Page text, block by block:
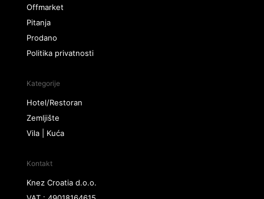
Offmarket
Pitanja
Prodano
Politika privatnosti
Kategorije
Hotel/Restoran
Zemljište
Vila | Kuća
Kontakt
Knez Croatia d.o.o.